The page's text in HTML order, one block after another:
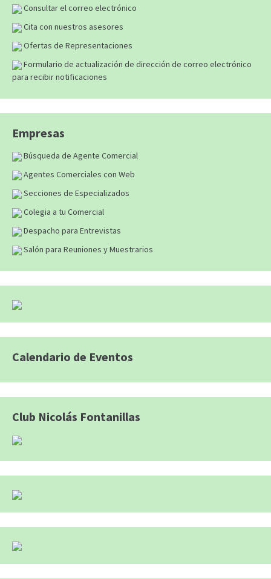
Consultar el correo electrónico
Cita con nuestros asesores
Ofertas de Representaciones
Formulario de actualización de dirección de correo electrónico
para recibir notificaciones
Empresas
Búsqueda de Agente Comercial
Agentes Comerciales con Web
Secciones de Especializados
Colegia a tu Comercial
Despacho para Entrevistas
Salón para Reuniones y Muestrarios
Calendario de Eventos
Club Nicolás Fontanillas